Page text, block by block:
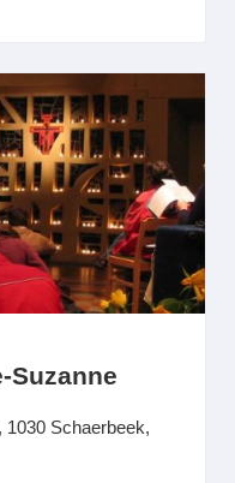
Suzanne
Schaerbeek,